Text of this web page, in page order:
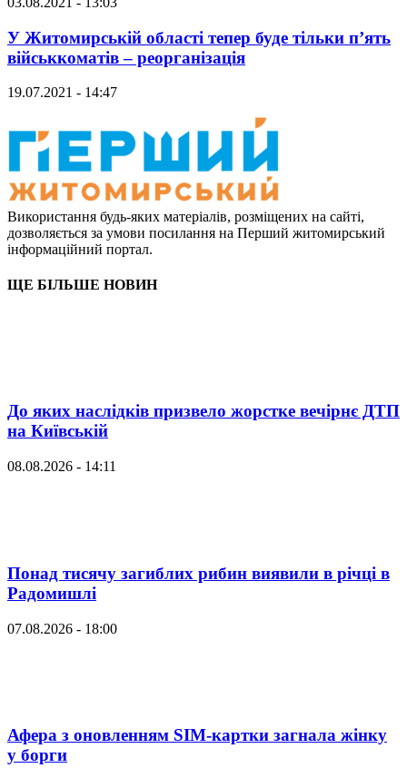
У Житомирській області тепер буде тільки п’ять
військкоматів – реорганізація
19.07.2021 - 14:47
Використання будь-яких матеріалів, розміщених на сайті,
дозволяється за умови посилання на Перший житомирський
інформаційний портал.
ЩЕ БІЛЬШЕ НОВИН
До яких наслідків призвело жорстке вечірнє ДТП
на Київській
08.08.2026 - 14:11
Понад тисячу загиблих рибин виявили в річці в
Радомишлі
07.08.2026 - 18:00
Афера з оновленням SIM-картки загнала жінку
у борги